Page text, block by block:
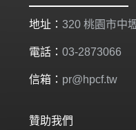
地址： 320 桃園市中
電話： 03-2873066
信箱： pr@hpcf.tw
贊助我們